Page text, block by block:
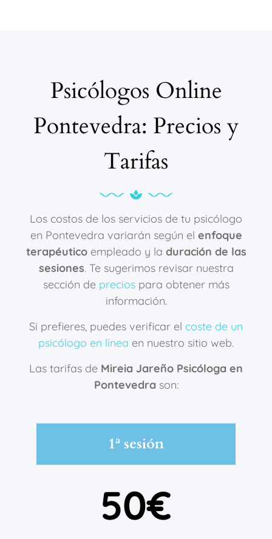
Psicólogos Online
Pontevedra: Precios y
Tarifas
Los costos de los servicios de tu psicólogo
en Pontevedra variarán según el enfoque
terapéuticoempleado y la duración de las
sesiones. Te sugerimos revisar nuestra
sección de preciospara obtener más
información.
Si prefieres, puedes verificar el coste de un
psicólogo en línea en nuestro sitio web.
Las tarifas de Mireia Jareño Psicóloga en
Pontevedra son:
1ª sesión
50€